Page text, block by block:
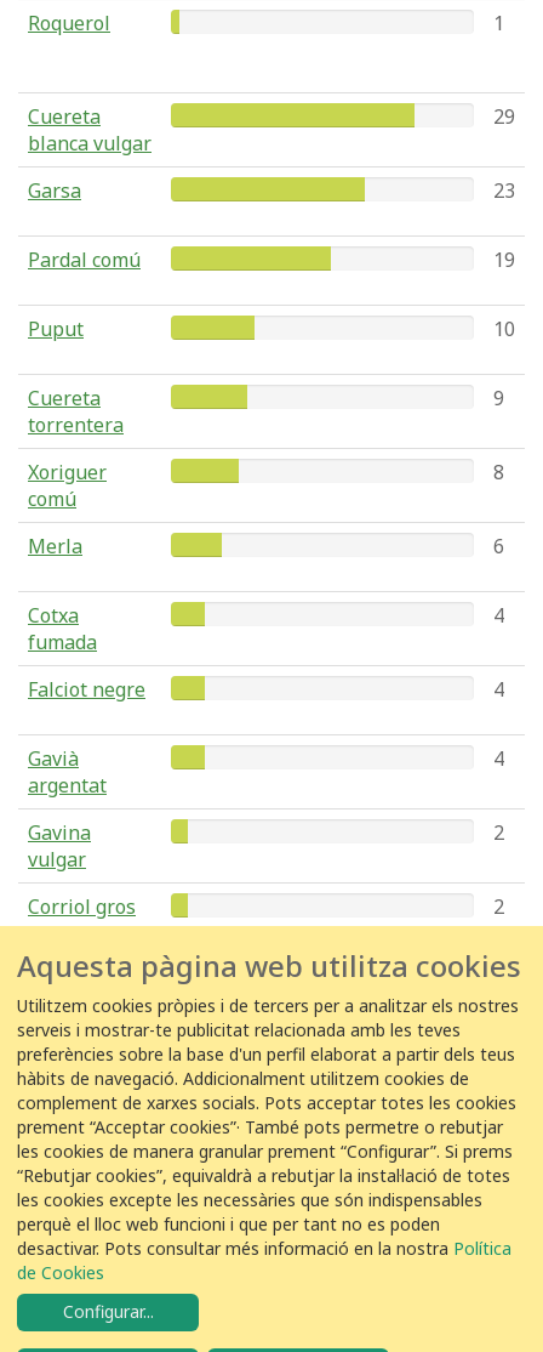
Roquerol 1
Cuereta
blanca vulgar
29
Garsa 23
Pardal comú 19
Puput 10
Cuereta
torrentera
9
Xoriguer
comú
8
Merla 6
Cotxa
fumada
4
Falciot negre 4
Gavià
argentat
4
Gavina
vulgar
2
Corriol gros 2
Tallarol de
casquet
1
Cadernera 1
Esplugabous 1
COL·LABORACIÓ
Aquesta pàgina web utilitza cookies
Utilitzem cookies pròpies i de tercers per a analitzar els nostres
serveis i mostrar-te publicitat relacionada amb les teves
preferències sobre la base d'un perfil elaborat a partir dels teus
hàbits de navegació. Addicionalment utilitzem cookies de
complement de xarxes socials. Pots acceptar totes les cookies
prement “Acceptar cookies”· També pots permetre o rebutjar
les cookies de manera granular prement “Configurar”. Si prems
“Rebutjar cookies”, equivaldrà a rebutjar la instal·lació de totes
les cookies excepte les necessàries que són indispensables
perquè el lloc web funcioni i que per tant no es poden
desactivar. Pots consultar més informació en la nostra Política
de Cookies
Configurar...